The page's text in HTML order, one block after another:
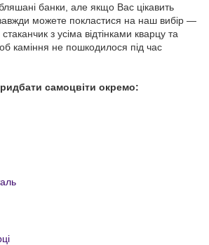
банки, але якщо Вас цікавить
можете покластися на наш вибір —
з усіма відтінками кварцу та
каміння не пошкодилося під час
самоцвіти окремо: